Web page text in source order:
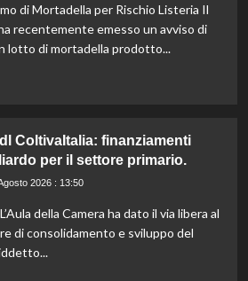
di Mortadella per Rischio Listeria Il
recentemente emesso un avviso di
lotto di mortadella prodotto...
ColtivaItalia: finanziamenti
per il settore primario.
2026 : 13:50
della Camera ha dato il via libera al
di consolidamento e sviluppo del